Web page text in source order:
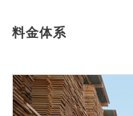
料金体系